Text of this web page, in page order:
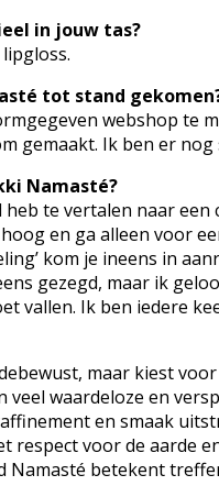
in jouw tas?
tot stand
webshop te
gemaakt. Ik ben er
Namasté?
heb te vertalen naar
en ga alleen voor
kom je ineens in
gezegd, maar ik
vallen. Ik ben iedere
maar kiest
waardeloze en
en smaak
respect voor de aarde
betekent